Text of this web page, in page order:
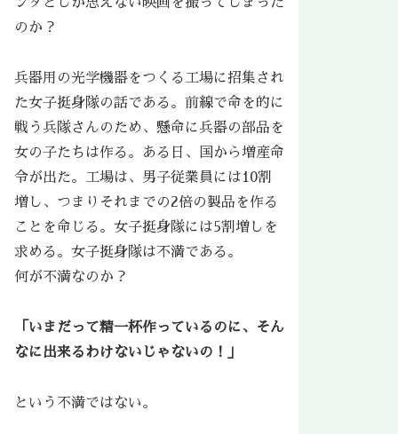
ンダとしか思えない映画を撮ってしまった
のか？
兵器用の光学機器をつくる工場に招集され
た女子挺身隊の話である。前線で命を的に
戦う兵隊さんのため、懸命に兵器の部品を
女の子たちは作る。ある日、国から増産命
令が出た。工場は、男子従業員には10割
増し、つまりそれまでの2倍の製品を作る
ことを命じる。女子挺身隊には5割増しを
求める。女子挺身隊は不満である。
何が不満なのか？
「いまだって精一杯作っているのに、そん
なに出来るわけないじゃないの！」
という不満ではない。